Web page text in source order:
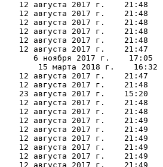
12 августа 2017 г.    21:48
12 августа 2017 г.    21:48
12 августа 2017 г.    21:48
12 августа 2017 г.    21:48
12 августа 2017 г.    21:48
12 августа 2017 г.    21:47
6 ноября 2017 г.    17:05
15 марта 2018 г.    16:32
12 августа 2017 г.    21:47
12 августа 2017 г.    21:48
23 августа 2017 г.    15:20
12 августа 2017 г.    21:48
12 августа 2017 г.    21:48
12 августа 2017 г.    21:49
12 августа 2017 г.    21:49
12 августа 2017 г.    21:49
12 августа 2017 г.    21:49
12 августа 2017 г.    21:49
12 августа 2017 г.    21:49